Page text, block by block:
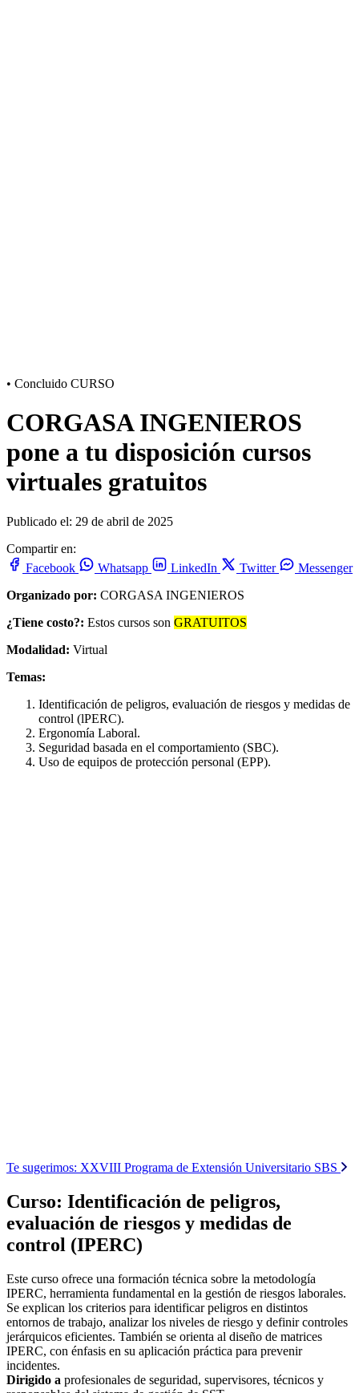
• Concluido CURSO
CORGASA INGENIEROS
pone a tu disposición cursos
virtuales gratuitos
Publicado el: 29 de abril de 2025
Compartir en:
Facebook
Whatsapp LinkedIn Twitter
Messenger
Organizado por: CORGASA INGENIEROS
¿Tiene costo?: Estos cursos son GRATUITOS
Modalidad: Virtual
Temas:
Identificación de peligros, evaluación de riesgos y medidas de
control (lPERC).
Ergonomía Laboral.
Seguridad basada en el comportamiento (SBC).
Uso de equipos de protección personal (EPP).
Te sugerimos: XXVIII Programa de Extensión Universitario SBS
Curso: Identificación de peligros,
evaluación de riesgos y medidas de
control (IPERC)
Este curso ofrece una formación técnica sobre la metodología
IPERC, herramienta fundamental en la gestión de riesgos laborales.
Se explican los criterios para identificar peligros en distintos
entornos de trabajo, analizar los niveles de riesgo y definir controles
jerárquicos eficientes. También se orienta al diseño de matrices
IPERC, con énfasis en su aplicación práctica para prevenir
incidentes.
Dirigido a profesionales de seguridad, supervisores, técnicos y